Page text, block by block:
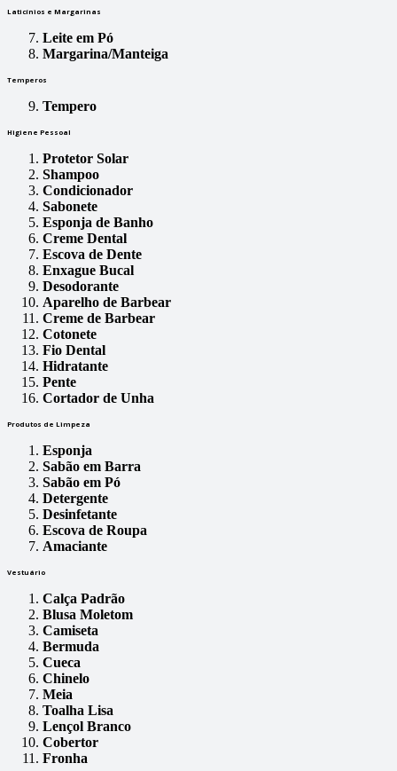
Laticínios e Margarinas
Leite em Pó
Margarina/Manteiga
Temperos
Tempero
Higiene Pessoal
Protetor Solar
Shampoo
Condicionador
Sabonete
Esponja de Banho
Creme Dental
Escova de Dente
Enxague Bucal
Desodorante
Aparelho de Barbear
Creme de Barbear
Cotonete
Fio Dental
Hidratante
Pente
Cortador de Unha
Produtos de Limpeza
Esponja
Sabão em Barra
Sabão em Pó
Detergente
Desinfetante
Escova de Roupa
Amaciante
Vestuário
Calça Padrão
Blusa Moletom
Camiseta
Bermuda
Cueca
Chinelo
Meia
Toalha Lisa
Lençol Branco
Cobertor
Fronha